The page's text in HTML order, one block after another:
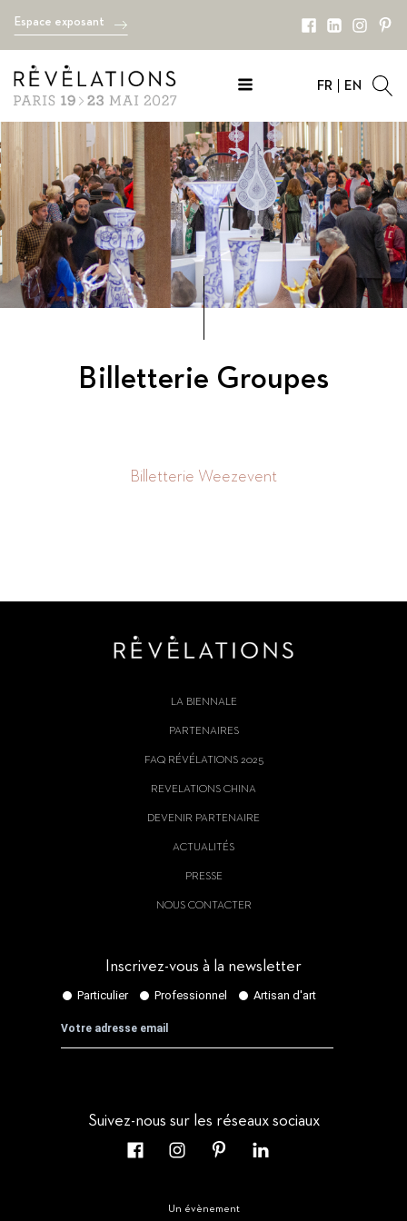
Espace exposant
FR EN
Billetterie Groupes
Billetterie Weezevent
LA BIENNALE
PARTENAIRES
FAQ RÉVÉLATIONS 2025
REVELATIONS CHINA
DEVENIR PARTENAIRE
ACTUALITÉS
PRESSE
NOUS CONTACTER
Inscrivez-vous à la newsletter
Suivez-nous sur les réseaux sociaux
Un évènement